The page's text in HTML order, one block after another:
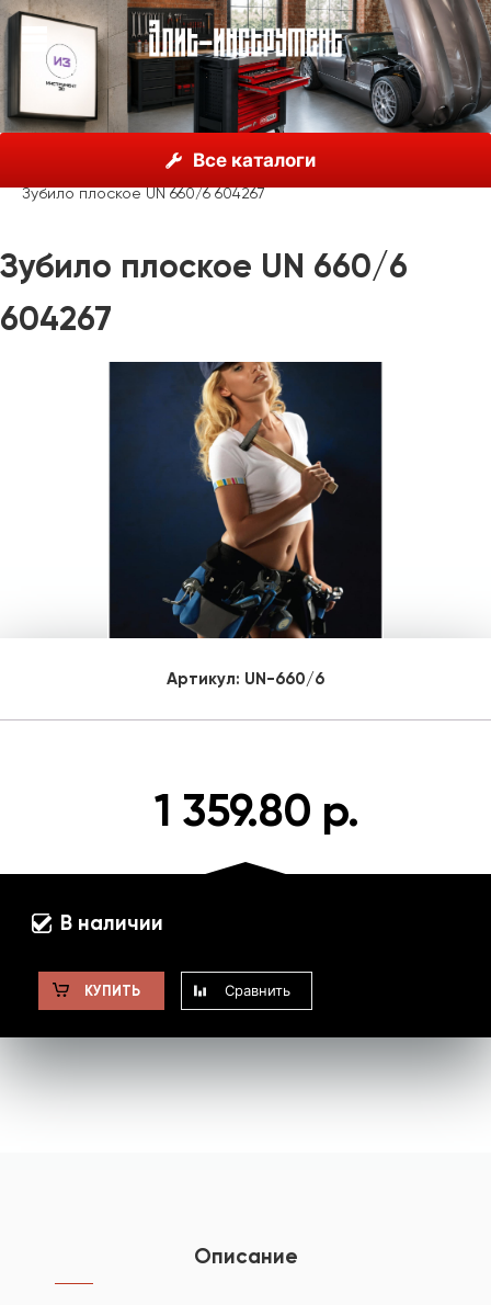
Все каталоги
Unior, Словения
Молотки, пробойники, зубила
Зубила
Зубило плоское UN 660/6 604267
Зубило плоское UN 660/6
604267
Артикул: UN-660/6
1 359.80 р.
В наличии
КУПИТЬ Сравнить
Описание